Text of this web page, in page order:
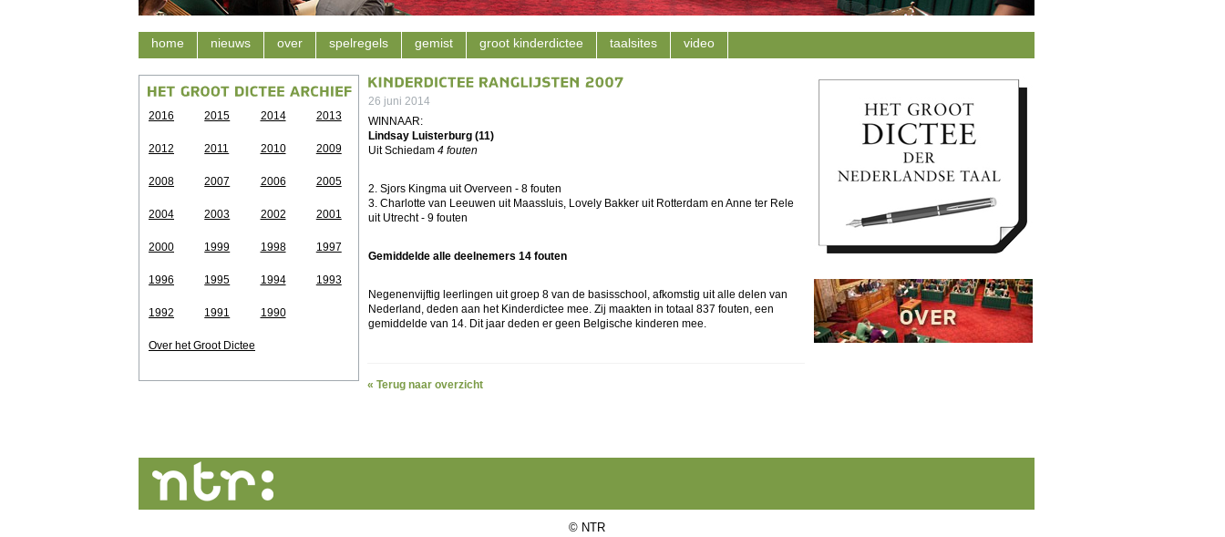
home nieuws over spelregels gemist groot kinderdictee taalsites video
2016 2015 2014 2013
2012 2011 2010 2009
2008 2007 2006 2005
2004 2003 2002 2001
2000 1999 1998 1997
1996 1995 1994 1993
1992 1991 1990
Over het Groot Dictee
26 juni 2014
WINNAAR:
Lindsay Luisterburg (11)
Uit Schiedam 4 fouten
2. Sjors Kingma uit Overveen - 8 fouten
3. Charlotte van Leeuwen uit Maassluis, Lovely Bakker uit Rotterdam en Anne ter Rele
uit Utrecht - 9 fouten
Gemiddelde alle deelnemers 14 fouten
Negenenvijftig leerlingen uit groep 8 van de basisschool, afkomstig uit alle delen van
Nederland, deden aan het Kinderdictee mee. Zij maakten in totaal 837 fouten, een
gemiddelde van 14. Dit jaar deden er geen Belgische kinderen mee.
« Terug naar overzicht
© NTR